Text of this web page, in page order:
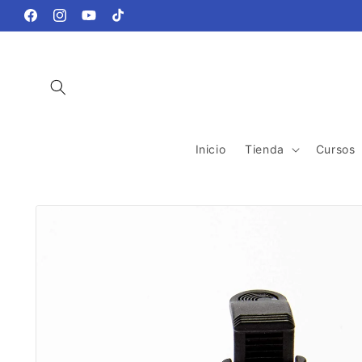
directamente
al contenido
FacebookInstagramYouTubeTikTok
Inicio Tienda Cursos
directamente